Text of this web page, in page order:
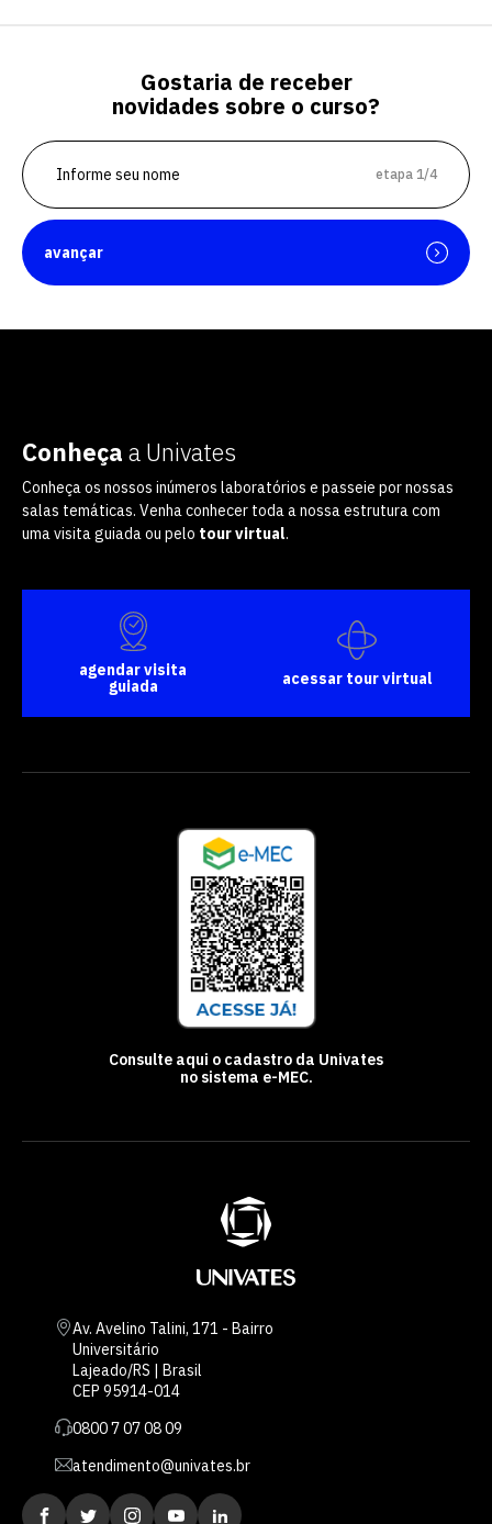
Gostaria de receber
novidades sobre o curso?
etapa 1/4
avançar
Conheça a Univates
Conheça os nossos inúmeros laboratórios e passeie por nossas
salas temáticas. Venha conhecer toda a nossa estrutura com
uma visita guiada ou pelo tour virtual.
agendar visita
guiada
acessar tour virtual
Consulte aqui o cadastro da Univates
no sistema e-MEC.
Av. Avelino Talini, 171 - Bairro
Universitário
Lajeado/RS | Brasil
CEP 95914-014
0800 7 07 08 09
atendimento@univates.br